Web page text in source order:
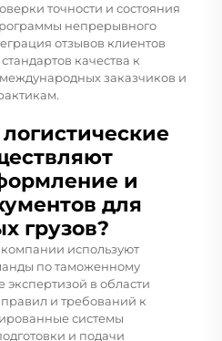
точности и состояния
непрерывного
отзывов клиентов
качества к
заказчиков и
и
для
грузов?
используют
по таможенному
в области
и требований к
системы
и подачи